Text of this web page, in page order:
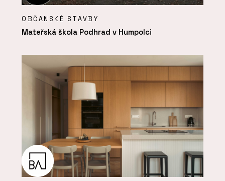
OBČANSKÉ STAVBY
Mateřská škola Podhrad v Humpolci